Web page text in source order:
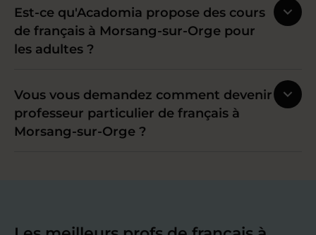
Est-ce qu'Acadomia propose des cours
de français à Morsang-sur-Orge pour
les adultes ?
Vous vous demandez comment devenir
professeur particulier de français à
Morsang-sur-Orge ?